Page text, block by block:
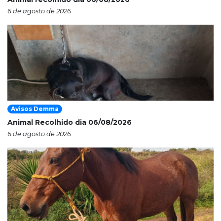
6 de agosto de 2026
Avisos Demma
Animal Recolhido dia 06/08/2026
6 de agosto de 2026